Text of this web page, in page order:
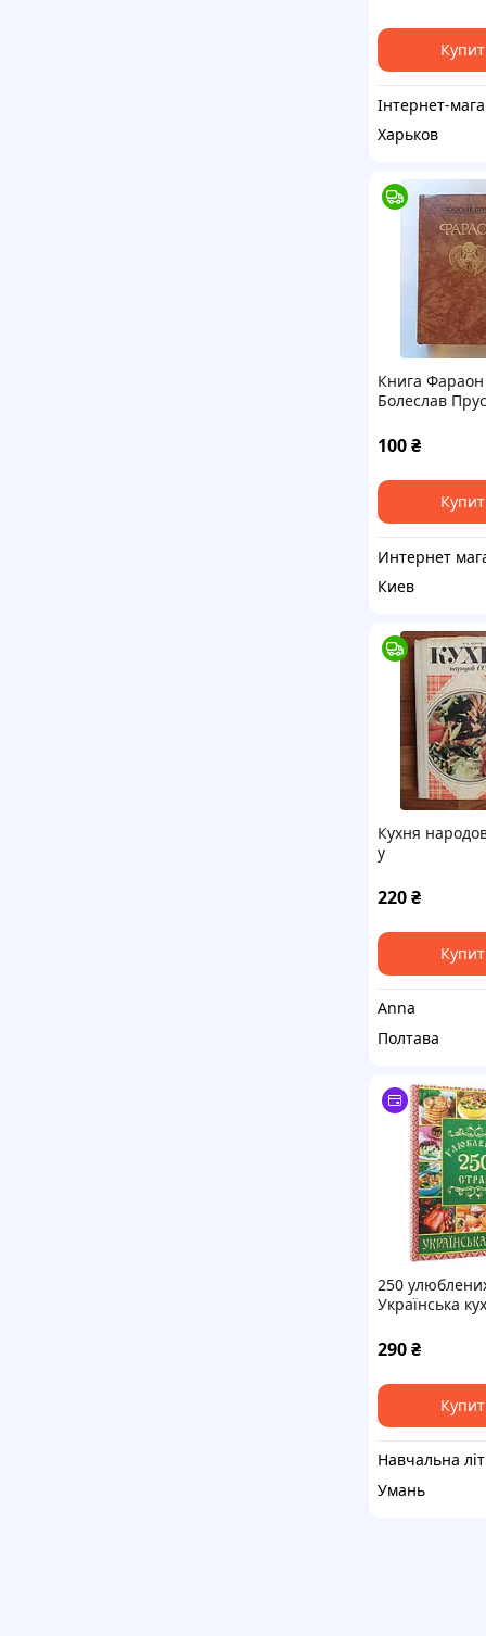
Харьков
Книга Фараон
Болеслав Прус
100₴
Киев
Кухня
у
220₴
Anna
Полтава
250
Українська
290₴
Умань